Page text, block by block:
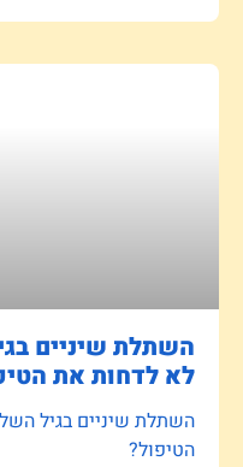
השתלת שיניים
לא לדחות את
השתלת שיניים בגיל
הטיפול?